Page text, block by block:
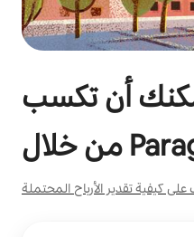
على كيفية تقدير الأرباح المحتملة